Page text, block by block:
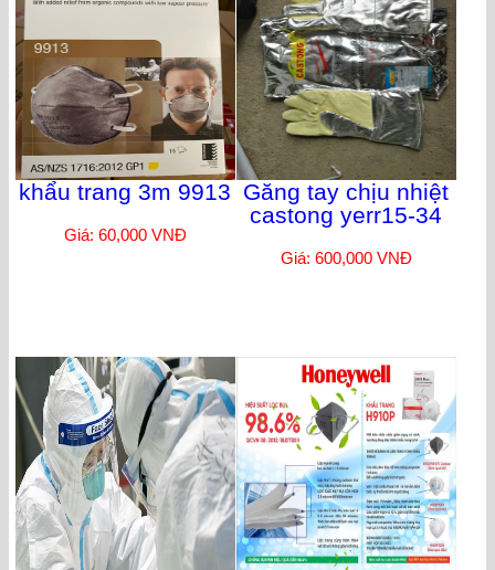
khẩu trang 3m 9913
Giá: 60,000 VNĐ
Găng tay chịu nhiệt
castong yerr15-34
Giá: 600,000 VNĐ